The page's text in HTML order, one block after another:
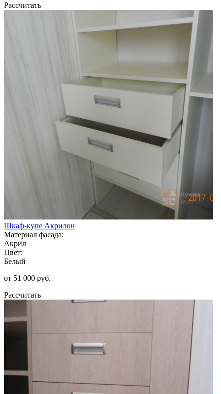
Рассчитать
Шкаф-купе Акрилон
Материал фасада:
Акрил
Цвет:
Белый
от 51 000 руб.
Рассчитать